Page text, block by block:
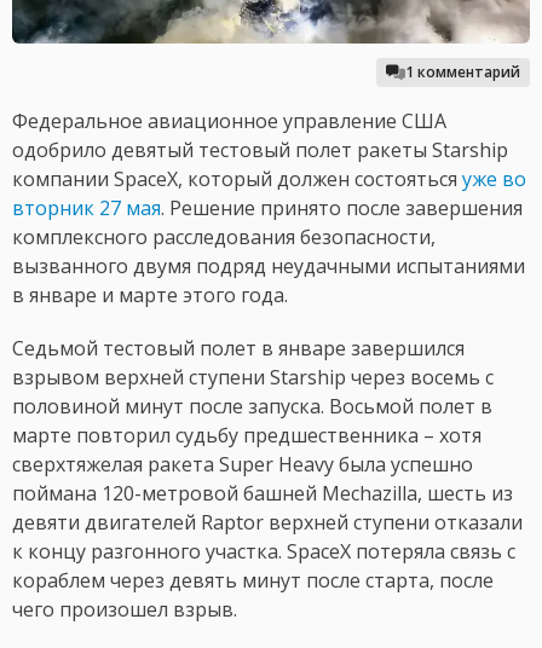
1 комментарий
Федеральное авиационное управление США
одобрило девятый тестовый полет ракеты Starship
компании SpaceX, который должен состояться уже во
вторник 27 мая. Решение принято после завершения
комплексного расследования безопасности,
вызванного двумя подряд неудачными испытаниями
в январе и марте этого года.
Седьмой тестовый полет в январе завершился
взрывом верхней ступени Starship через восемь с
половиной минут после запуска. Восьмой полет в
марте повторил судьбу предшественника – хотя
сверхтяжелая ракета Super Heavy была успешно
поймана 120-метровой башней Mechazilla, шесть из
девяти двигателей Raptor верхней ступени отказали
к концу разгонного участка. SpaceX потеряла связь с
кораблем через девять минут после старта, после
чего произошел взрыв.